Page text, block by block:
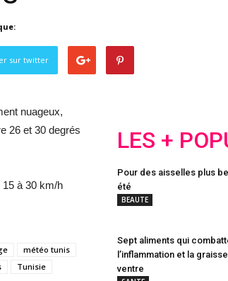
sur twitter
nuageux,
26 et 30 degrés
à 30 km/h
météo tunis
Tunisie
LES +
Pour des aisselles plus
été
BEAUTE
Sept aliments qui
l’inflammation et la
ventre